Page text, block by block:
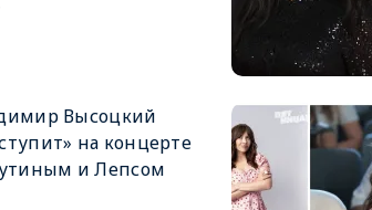
Высоцкий
на концерте
и Лепсом